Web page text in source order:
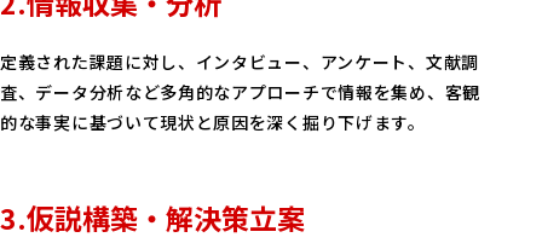
定義された課題に対し、インタビュー、アンケート、文献調
査、データ分析など多角的なアプローチで情報を集め、客観
的な事実に基づいて現状と原因を深く掘り下げます。
3.仮説構築・解決策立案